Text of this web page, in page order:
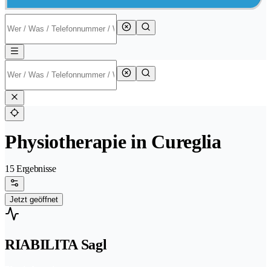
Physiotherapie in Cureglia
15 Ergebnisse
Jetzt geöffnet
RIABILITA Sagl